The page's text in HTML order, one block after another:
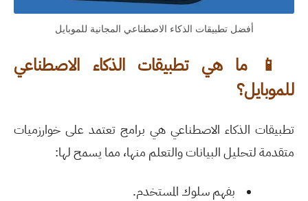
أفضل تطبيقات الذكاء الاصطناعي المجانية للموبايل
📱
ما هي تطبيقات الذكاء الاصطناعي
للموبايل؟
تطبيقات الذكاء الاصطناعي هي برامج تعتمد على خوارزميات
متقدمة لتحليل البيانات والتعلم منها، مما يسمح لها:
بفهم سلوك المستخدم.